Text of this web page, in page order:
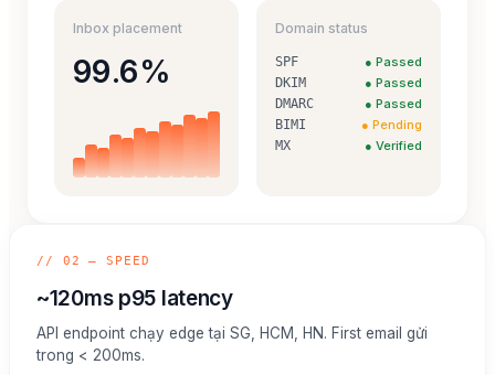
Inbox placement
99.6%
Domain status
SPF
● Passed
DKIM
● Passed
DMARC
● Passed
BIMI
● Pending
MX
● Verified
// 02 — SPEED
~120ms p95 latency
API endpoint chạy edge tại SG, HCM, HN. First email gửi
trong < 200ms.